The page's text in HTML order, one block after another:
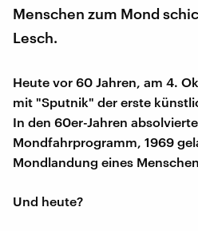
Menschen zum Mond
Lesch.
Heute vor 60 Jahren, am 4.
mit "Sputnik" der erste
In den 60er-Jahren
Mondfahrprogramm, 1969
Mondlandung eines
Und heute?